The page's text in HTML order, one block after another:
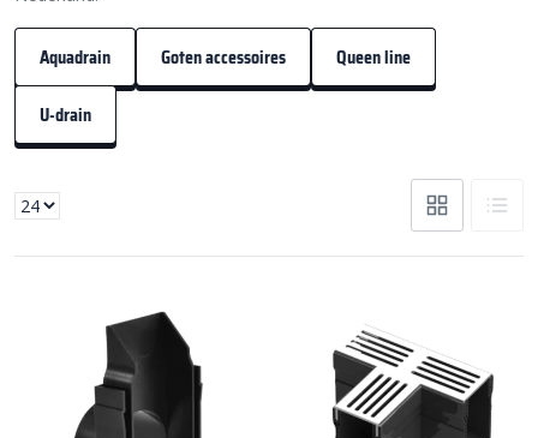
Aquadrain Goten accessoires Queen line
U-drain